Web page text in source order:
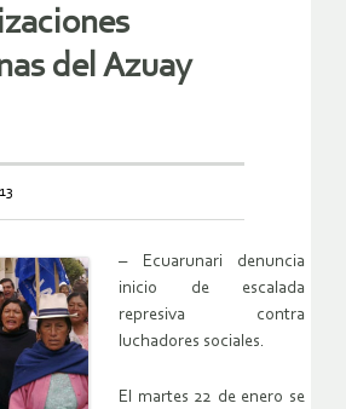
del Azuay
– Ecuarunari denuncia
inicio de escalada
represiva contra
luchadores sociales.
El martes 22 de enero se